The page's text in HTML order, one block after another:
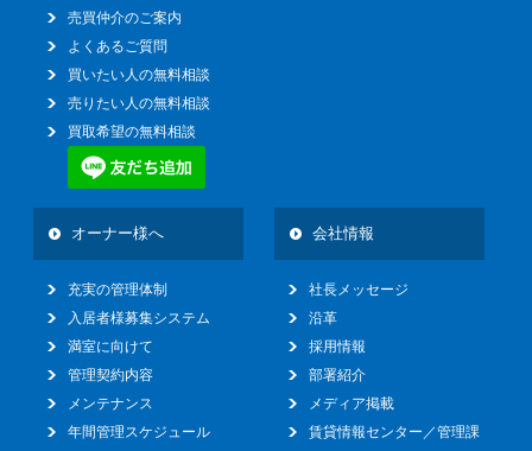
売買仲介のご案内
よくあるご質問
買いたい人の無料相談
売りたい人の無料相談
買取希望の無料相談
オーナー様へ
充実の管理体制
入居者様募集システム
満室に向けて
管理契約内容
メンテナンス
年間管理スケジュール
会社情報
社長メッセージ
沿革
採用情報
部署紹介
メディア掲載
賃貸情報センター／管理課